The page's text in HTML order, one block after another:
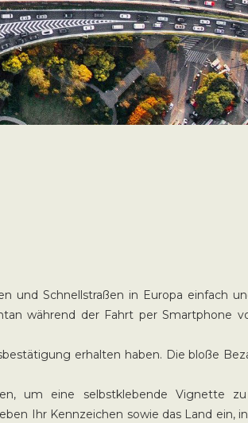
Schnellstraßen in Europa einfach
während der Fahrt per Smartphone
erhalten haben. Die bloße
um eine selbstklebende Vignette
Ihr Kennzeichen sowie das Land ein,